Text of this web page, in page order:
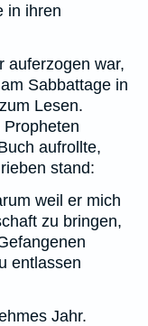
in ihren
auferzogen war,
Sabbattage in
Lesen.
aufrollte,
stand:
weil er mich
zu bringen,
entlassen
Jahr.